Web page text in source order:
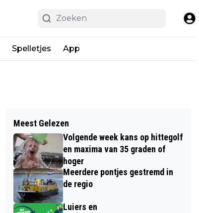
Spelletjes App
Meest Gelezen
Volgende week kans op hittegolf
en maxima van 35 graden of
hoger
Meerdere pontjes gestremd in
de regio
Luiers en